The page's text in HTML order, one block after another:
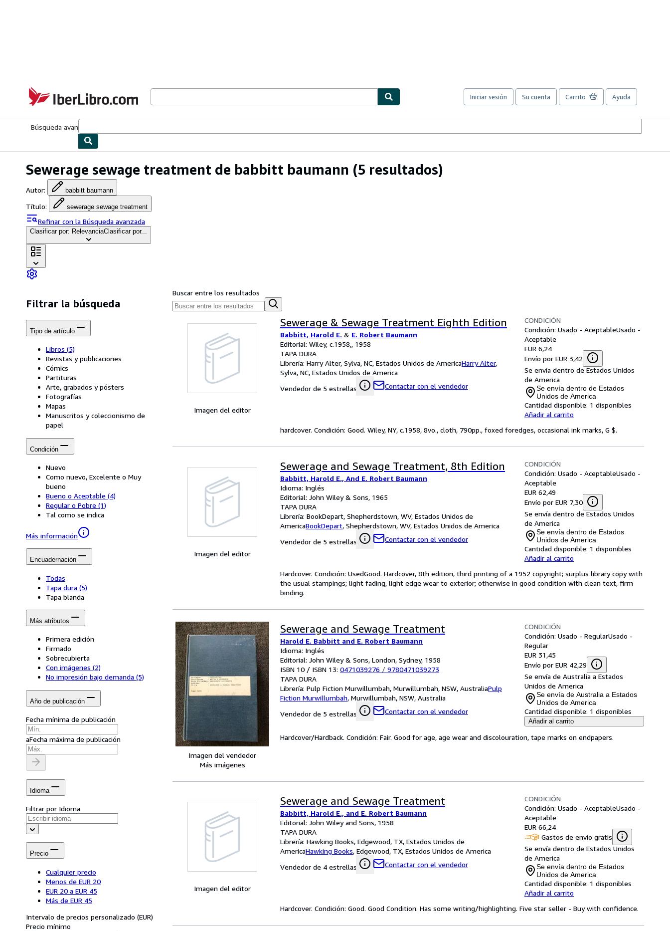
IberLibro.com
Iniciar sesión Su cuenta Carrito Ayuda
Búsqueda avanzada
Sewerage sewage treatment de babbitt baumann (5 resultados)
Autor: babbitt baumann
Título: sewerage sewage treatment
Refinar con la Búsqueda avanzada
Clasificar por: RelevanciaClasificar por...
Filtrar la búsqueda
Tipo de artículo
Libros (5)
Revistas y publicaciones
Cómics
Partituras
Arte, grabados y pósters
Fotografías
Mapas
Manuscritos y coleccionismo de
papel
Condición
Nuevo
Como nuevo, Excelente o Muy
bueno
Bueno o Aceptable (4)
Regular o Pobre (1)
Tal como se indica
Más información
Encuadernación
Todas
Tapa dura (5)
Tapa blanda
Más atributos
Primera edición
Firmado
Sobrecubierta
Con imágenes (2)
No impresión bajo demanda (5)
Año de publicación
Fecha mínima de publicación
aFecha máxima de publicación
Idioma
Filtrar por Idioma
Precio
Cualquier precio
Menos de EUR 20
EUR 20 a EUR 45
Más de EUR 45
Intervalo de precios personalizado (EUR)
Precio mínimo
Buscar entre los resultados
Imagen del editor
Sewerage & Sewage Treatment Eighth Edition
Babbitt, Harold E. & E. Robert Baumann
Editorial: Wiley, c.1958,, 1958
TAPA DURA
Librería: Harry Alter, Sylva, NC, Estados Unidos de AmericaHarry Alter,
Sylva, NC, Estados Unidos de America
Vendedor de 5 estrellas
Contactar con el vendedor
CONDICIÓN
Condición: Usado - AceptableUsado -
Aceptable
EUR 6,24
Envío por EUR 3,42
Se envía dentro de Estados Unidos
de America
Se envía dentro de Estados
Unidos de America
Cantidad disponible: 1 disponibles
Añadir al carrito
hardcover. Condición: Good. Wiley, NY, c.1958, 8vo., cloth, 790pp., foxed foredges, occasional ink marks, G $.
Imagen del editor
Sewerage and Sewage Treatment, 8th Edition
Babbitt, Harold E., And E. Robert Baumann
Idioma: Inglés
Editorial: John Wiley & Sons, 1965
TAPA DURA
Librería: BookDepart, Shepherdstown, WV, Estados Unidos de
AmericaBookDepart, Shepherdstown, WV, Estados Unidos de America
Vendedor de 5 estrellas
Contactar con el vendedor
CONDICIÓN
Condición: Usado - AceptableUsado -
Aceptable
EUR 62,49
Envío por EUR 7,30
Se envía dentro de Estados Unidos
de America
Se envía dentro de Estados
Unidos de America
Cantidad disponible: 1 disponibles
Añadir al carrito
Hardcover. Condición: UsedGood. Hardcover, 8th edition, third printing of a 1952 copyright; surplus library copy with
the usual stampings; light fading, light edge wear to exterior; otherwise in good condition with clean text, firm
binding.
Imagen del vendedor
Más imágenes
Sewerage and Sewage Treatment
Harold E. Babbitt and E. Robert Baumann
Idioma: Inglés
Editorial: John Wiley & Sons, London, Sydney, 1958
ISBN 10 / ISBN 13: 0471039276 / 9780471039273
TAPA DURA
Librería: Pulp Fiction Murwillumbah, Murwillumbah, NSW, AustraliaPulp
Fiction Murwillumbah, Murwillumbah, NSW, Australia
Vendedor de 5 estrellas
Contactar con el vendedor
CONDICIÓN
Condición: Usado - RegularUsado -
Regular
EUR 31,45
Envío por EUR 42,29
Se envía de Australia a Estados
Unidos de America
Se envía de Australia a Estados
Unidos de America
Cantidad disponible: 1 disponibles
Añadir al carrito
Hardcover/Hardback. Condición: Fair. Good for age, age wear and discolouration, tape marks on endpapers.
Imagen del editor
Sewerage and Sewage Treatment
Babbitt, Harold E., and E. Robert Baumann
Editorial: John Wiley and Sons, 1958
TAPA DURA
Librería: Hawking Books, Edgewood, TX, Estados Unidos de
AmericaHawking Books, Edgewood, TX, Estados Unidos de America
Vendedor de 4 estrellas
Contactar con el vendedor
CONDICIÓN
Condición: Usado - AceptableUsado -
Aceptable
EUR 66,24
Gastos de envío gratis
Se envía dentro de Estados Unidos
de America
Se envía dentro de Estados
Unidos de America
Cantidad disponible: 1 disponibles
Añadir al carrito
Hardcover. Condición: Good. Good Condition. Has some writing/highlighting. Five star seller - Buy with confidence.